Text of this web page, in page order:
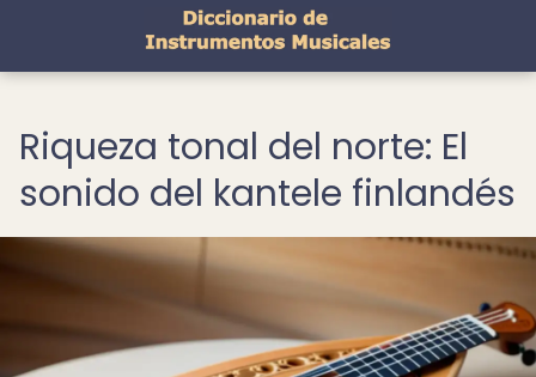
Riqueza tonal del norte: El
sonido del kantele finlandés